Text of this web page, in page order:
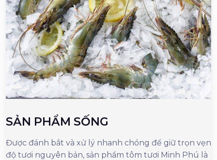
SẢN PHẨM SỐNG
Được đánh bắt và xử lý nhanh chóng để giữ trọn vẹn
độ tươi nguyên bản, sản phẩm tôm tươi Minh Phú là